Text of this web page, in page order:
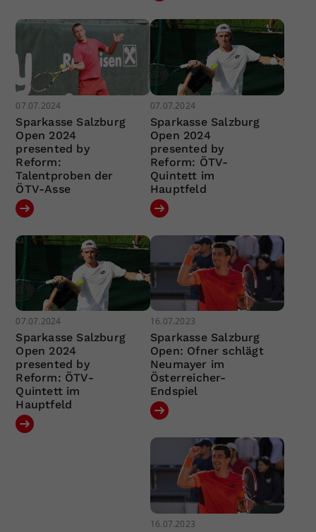
07.07.2024
Sparkasse Salzburg
Open 2024
presented by
Reform:
Talentproben der
ÖTV-Asse
07.07.2024
Sparkasse Salzburg
Open 2024
presented by
Reform: ÖTV-
Quintett im
Hauptfeld
07.07.2024
Sparkasse Salzburg
Open 2024
presented by
Reform: ÖTV-
Quintett im
Hauptfeld
16.07.2023
Sparkasse Salzburg
Open: Ofner schlägt
Neumayer im
Österreicher-
Endspiel
16.07.2023